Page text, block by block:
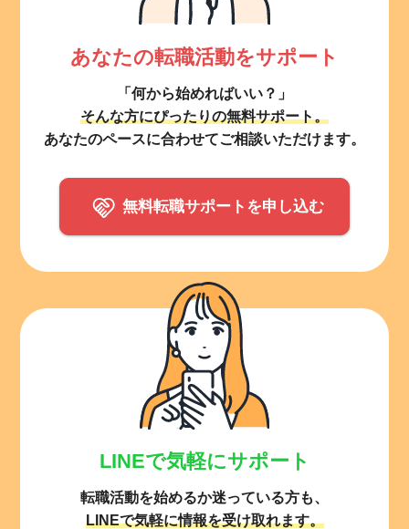
あなたの転職活動をサポート
「何から始めればいい？」
そんな方にぴったりの無料サポート。
あなたのペースに合わせてご相談いただけます。
無料転職サポートを申し込む
LINEで気軽にサポート
転職活動を始めるか迷っている方も、
LINEで気軽に情報を受け取れます。